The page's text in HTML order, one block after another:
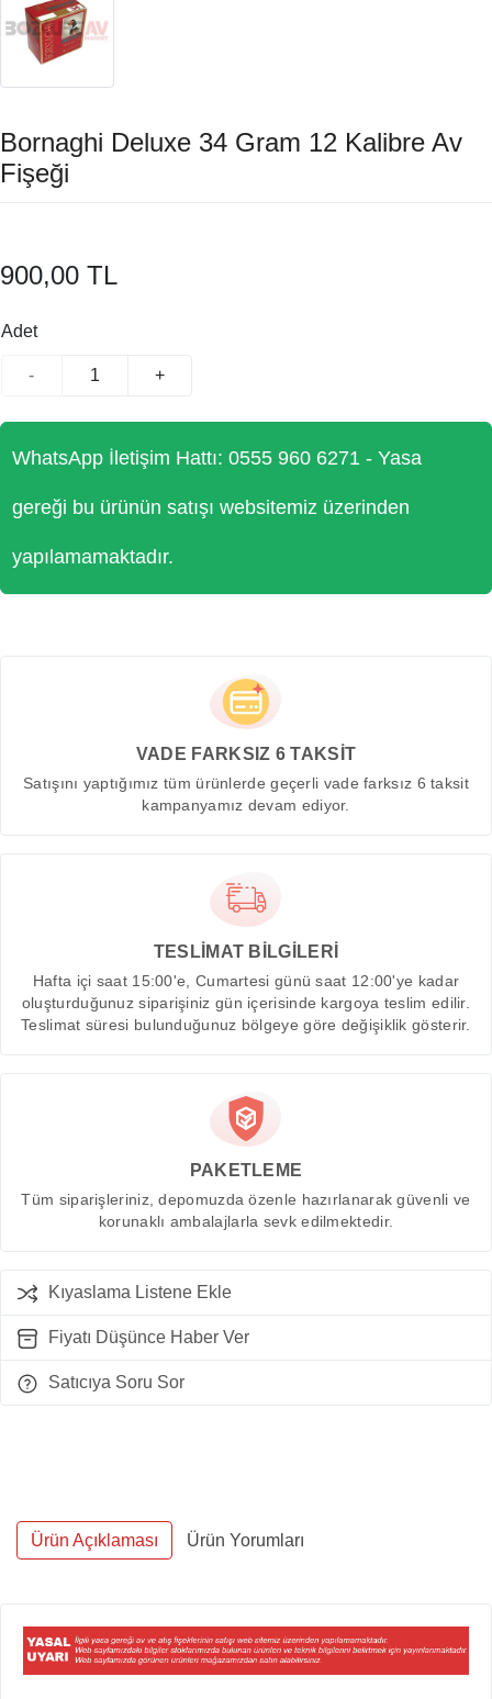
Bornaghi Deluxe 34 Gram 12 Kalibre Av
Fişeği
900,00 TL
Adet
- +
WhatsApp İletişim Hattı: 0555 960 6271 - Yasa
gereği bu ürünün satışı websitemiz üzerinden
yapılamamaktadır.
VADE FARKSIZ 6 TAKSİT
Satışını yaptığımız tüm ürünlerde geçerli vade farksız 6 taksit
kampanyamız devam ediyor.
TESLİMAT BİLGİLERİ
Hafta içi saat 15:00'e, Cumartesi günü saat 12:00'ye kadar
oluşturduğunuz siparişiniz gün içerisinde kargoya teslim edilir.
Teslimat süresi bulunduğunuz bölgeye göre değişiklik gösterir.
PAKETLEME
Tüm siparişleriniz, depomuzda özenle hazırlanarak güvenli ve
korunaklı ambalajlarla sevk edilmektedir.
Kıyaslama Listene Ekle
Fiyatı Düşünce Haber Ver
Satıcıya Soru Sor
Ürün Açıklaması Ürün Yorumları